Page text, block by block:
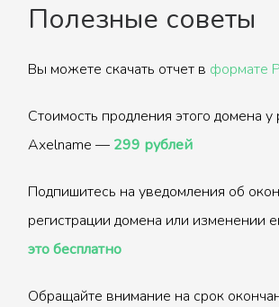
Полезные советы
Вы можете скачать отчет в формате
Стоимость продления этого домена у
Axelname — 299 рублей
Подпишитесь на уведомления об
регистрации домена или изменении
это бесплатно
Обращайте внимание на срок